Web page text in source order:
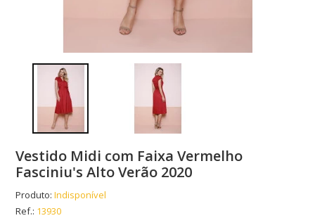
Vestido Midi com Faixa Vermelho
Fasciniu's Alto Verão 2020
Produto: Indisponível
Ref.: 13930